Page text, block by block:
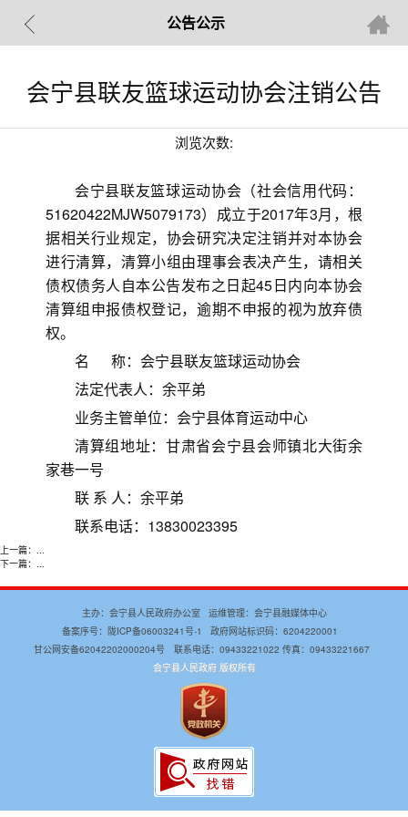
公告公示
会宁县联友篮球运动协会注销公告
浏览次数:
会宁县联友篮球运动协会（社会信用代码：
51620422MJW5079173）成立于2017年3月，根
据相关行业规定，协会研究决定注销并对本协会
进行清算，清算小组由理事会表决产生，请相关
债权债务人自本公告发布之日起45日内向本协会
清算组申报债权登记，逾期不申报的视为放弃债
权。
名 称：会宁县联友篮球运动协会
法定代表人：余平弟
业务主管单位：会宁县体育运动中心
清算组地址：甘肃省会宁县会师镇北大街余
家巷一号
联 系 人：余平弟
联系电话：13830023395
上一篇： ...
下一篇： ...
主办：会宁县人民政府办公室 运维管理：会宁县融媒体中心
备案序号： 陇ICP备06003241号-1
政府网站标识码：6204220001
甘公网安备62042202000204号 联系电话：09433221022 传真：09433221667
会宁县人民政府 版权所有